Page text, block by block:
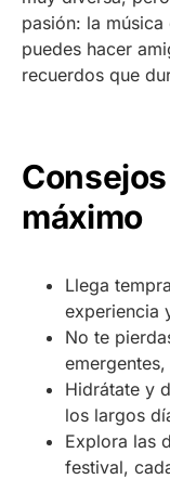
pasión: la
puedes hacer
recuerdos que
máximo
Llega
experiencia
No te
Hidrátate y
los largos
Explora las
festival,